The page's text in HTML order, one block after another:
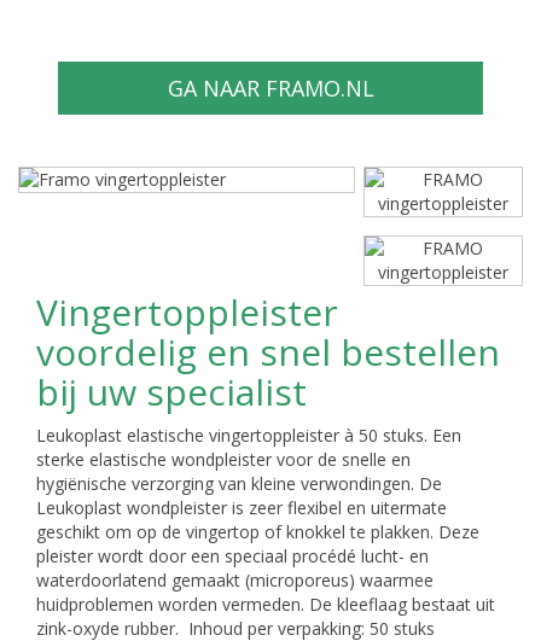
GA NAAR FRAMO.NL
Vingertoppleister
voordelig en snel bestellen
bij uw specialist
Leukoplast elastische vingertoppleister à 50 stuks. Een
sterke elastische wondpleister voor de snelle en
hygiënische verzorging van kleine verwondingen. De
Leukoplast wondpleister is zeer flexibel en uitermate
geschikt om op de vingertop of knokkel te plakken. Deze
pleister wordt door een speciaal procédé lucht- en
waterdoorlatend gemaakt (microporeus) waarmee
huidproblemen worden vermeden. De kleeflaag bestaat uit
zink-oxyde rubber. Inhoud per verpakking: 50 stuks